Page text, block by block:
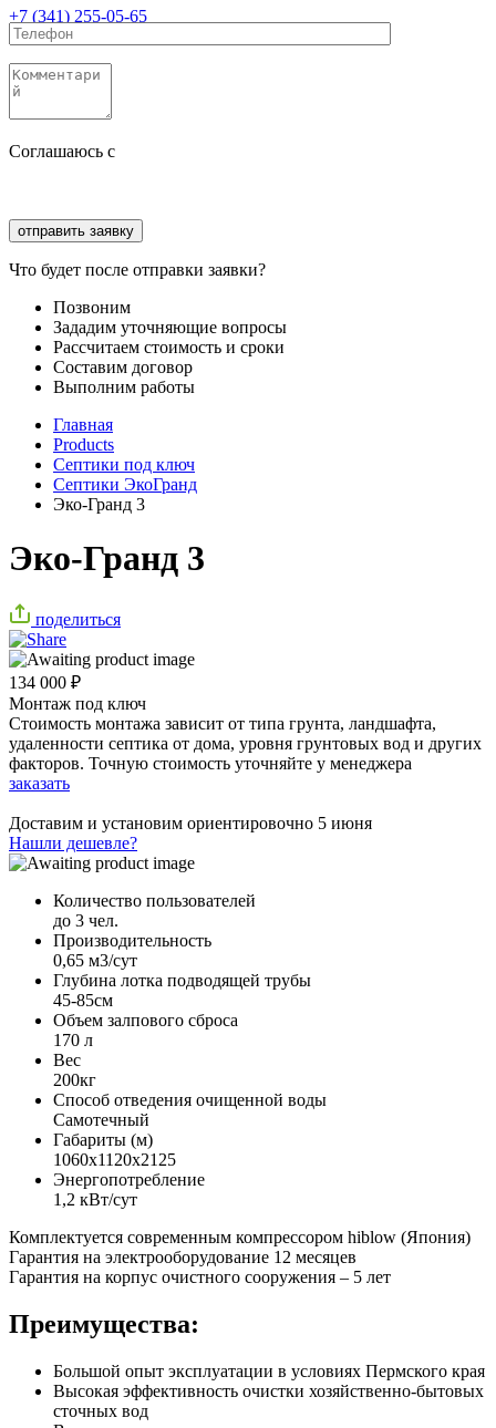
+7 (341) 255-05-65
Соглашаюсь с
Что будет после отправки заявки?
Позвоним
Зададим уточняющие вопросы
Рассчитаем стоимость и сроки
Составим договор
Выполним работы
Главная
Products
Септики под ключ
Септики ЭкоГранд
Эко-Гранд 3
Эко-Гранд 3
поделиться
134 000 ₽
Монтаж под ключ
Стоимость монтажа зависит от типа грунта, ландшафта,
удаленности септика от дома, уровня грунтовых вод и других
факторов. Точную стоимость уточняйте у менеджера
заказать
Доставим и установим ориентировочно 5 июня
Нашли дешевле?
Количество пользователей
до 3 чел.
Производительность
0,65 м3/сут
Глубина лотка подводящей трубы
45-85см
Объем залпового сброса
170 л
Вес
200кг
Способ отведения очищенной воды
Самотечный
Габариты (м)
1060х1120х2125
Энергопотребление
1,2 кВт/сут
Комплектуется современным компрессором hiblow (Япония)
Гарантия на электрооборудование 12 месяцев
Гарантия на корпус очистного сооружения – 5 лет
Преимущества:
Большой опыт эксплуатации в условиях Пермского края
Высокая эффективность очистки хозяйственно-бытовых
сточных вод